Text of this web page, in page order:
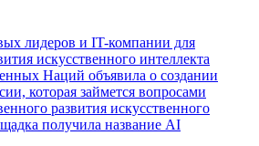
лидеров и IT-компании для
искусственного интеллекта
Наций объявила о создании
которая займется вопросами
развития искусственного
получила название AI